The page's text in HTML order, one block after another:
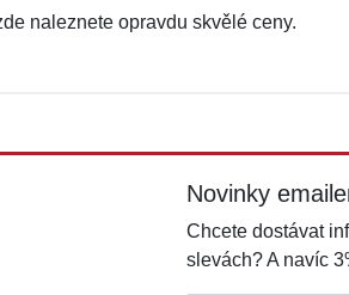
naleznete opravdu skvělé ceny.
Novinky
Chcete dostávat
slevách? A navíc